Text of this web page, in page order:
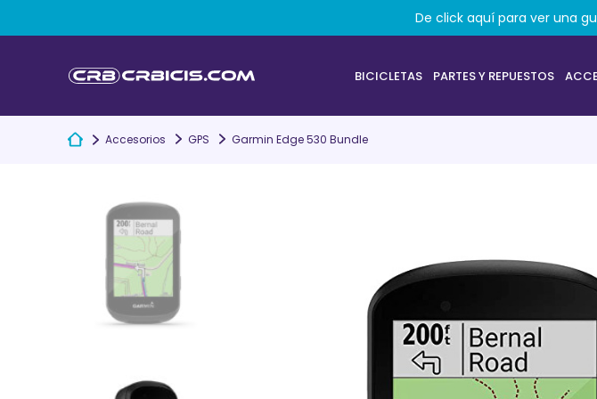
BICICLETAS PARTES Y REPUESTOS
Accesorios GPS Garmin Edge 530 Bundle
De click aquí para ver una